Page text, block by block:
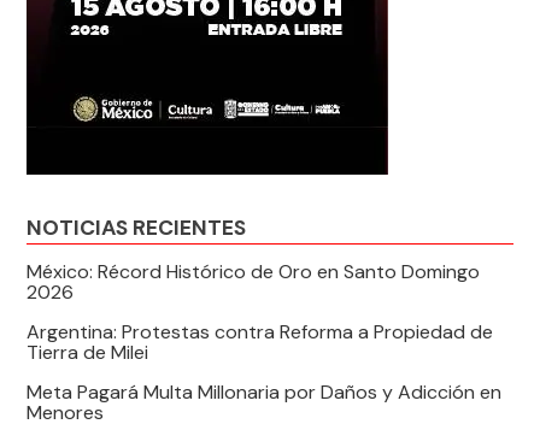
NOTICIAS RECIENTES
México: Récord Histórico de Oro en Santo Domingo
2026
Argentina: Protestas contra Reforma a Propiedad de
Tierra de Milei
Meta Pagará Multa Millonaria por Daños y Adicción en
Menores